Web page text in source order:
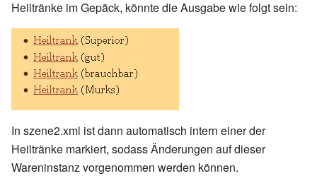
Heiltränke im Gepäck, könnte die Ausgabe wie folgt sein:
In szene2.xml ist dann automatisch intern einer der
Heiltränke markiert, sodass Änderungen auf dieser
Wareninstanz vorgenommen werden können.